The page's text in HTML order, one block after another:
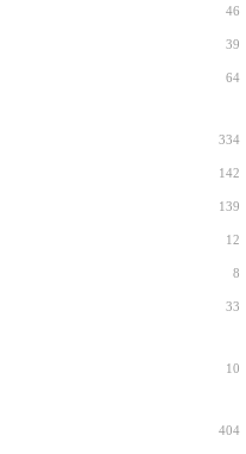
46
39
64
334
142
139
12
8
33
10
404